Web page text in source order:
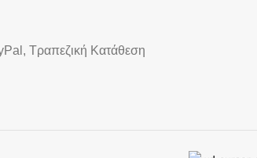
Τραπεζική Kατάθεση